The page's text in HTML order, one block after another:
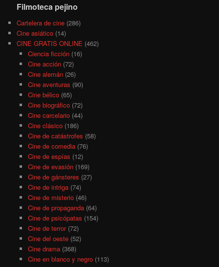
Filmoteca pejino
Cartelera de cine (286)
Cine asiático (14)
CINE GRATIS ONLINE (462)
Ciencia ficción(16)
Cine acción(72)
Cine alemán(26)
Cine aventuras (90)
Cine bélico(65)
Cine biográfico(72)
Cine carcelario(44)
Cine clásico(186)
Cine de catástrofes (58)
Cine de comedia(76)
Cine de espías (12)
Cine de evasión(169)
Cine de gánsteres (27)
Cine de intriga(74)
Cine de misterio(46)
Cine de propaganda(64)
Cine de psicópatas (154)
Cine de terror(72)
Cine del oeste(52)
Cine drama(368)
Cine en blanco y negro(113)